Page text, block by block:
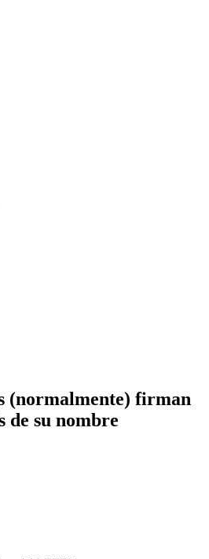
(normalmente) firman
de su nombre